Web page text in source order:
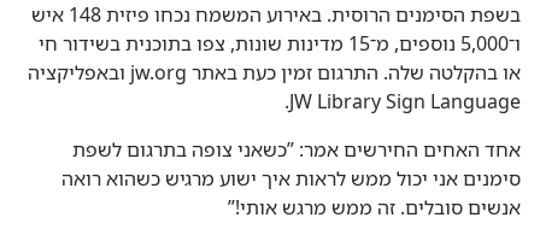
בשפת הסימנים הרוסית.‏ באירוע המשמח נכחו פיזית 148 איש
ו־000,‏5 נוספים,‏ מ־15 מדינות שונות,‏ צפו בתוכנית בשידור חי
או בהקלטה שלה.‏ התרגום זמין כעת באתר jw.org ובאפליקציה
JW Library Sign Language.‏
אחד האחים החירשים אמר:‏ ”‏כשאני צופה בתרגום לשפת
סימנים אני יכול ממש לראות איך ישוע מרגיש כשהוא רואה
אנשים סובלים.‏ זה ממש מרגש אותי!‏”‏